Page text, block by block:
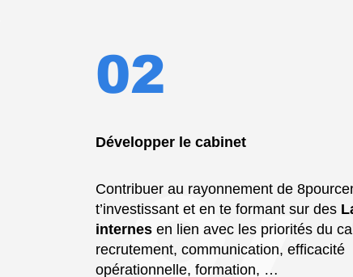
02
Développer le cabinet
Contribuer au rayonnement de
t’investissant et en te formant sur des
internes en lien avec les priorités du
recrutement, communication, efficacité
opérationnelle, formation, …